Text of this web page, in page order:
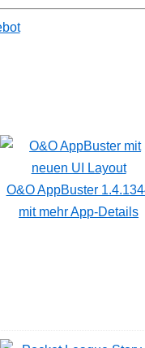
O&O AppBuster
mit mehr App-Details